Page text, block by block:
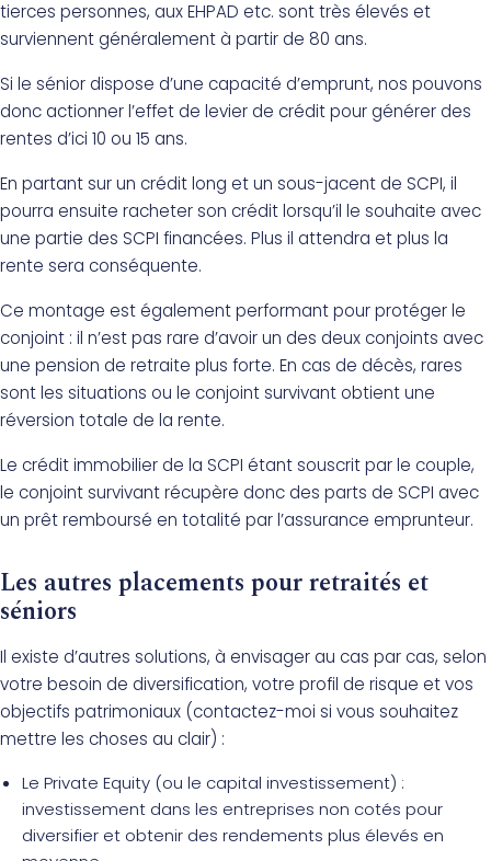
tierces personnes, aux EHPAD etc. sont très élevés et
surviennent généralement à partir de 80 ans.
Si le sénior dispose d’une capacité d’emprunt, nos pouvons
donc actionner l’effet de levier de crédit pour générer des
rentes d’ici 10 ou 15 ans.
En partant sur un crédit long et un sous-jacent de SCPI, il
pourra ensuite racheter son crédit lorsqu’il le souhaite avec
une partie des SCPI financées. Plus il attendra et plus la
rente sera conséquente.
Ce montage est également performant pour protéger le
conjoint : il n’est pas rare d’avoir un des deux conjoints avec
une pension de retraite plus forte. En cas de décès, rares
sont les situations ou le conjoint survivant obtient une
réversion totale de la rente.
Le crédit immobilier de la SCPI étant souscrit par le couple,
le conjoint survivant récupère donc des parts de SCPI avec
un prêt remboursé en totalité par l’assurance emprunteur.
Les autres placements pour retraités et
séniors
Il existe d’autres solutions, à envisager au cas par cas, selon
votre besoin de diversification, votre profil de risque et vos
objectifs patrimoniaux (contactez-moi si vous souhaitez
mettre les choses au clair) :
Le Private Equity (ou le capital investissement) :
investissement dans les entreprises non cotés pour
diversifier et obtenir des rendements plus élevés en